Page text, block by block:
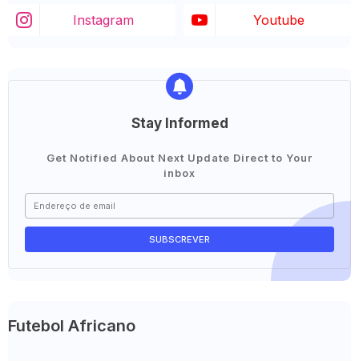
Instagram Youtube
Stay Informed
Get Notified About Next Update Direct to Your
inbox
Futebol Africano